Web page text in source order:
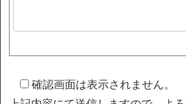
確認画面は表示されません。